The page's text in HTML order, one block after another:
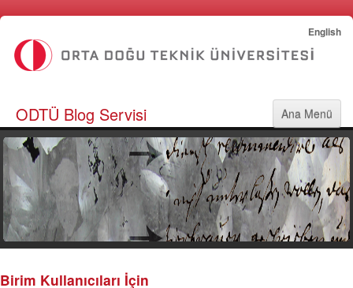
English
ODTÜ Blog Servisi
Ana Menü
Ana Sayfa
Servis Özellikleri
Temalar
Kullanım Kuralları
Birim Kullanıcıları İçin